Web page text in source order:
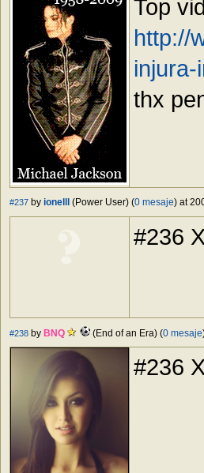
Top
http://
thx
#237 by ionelll (Power User) (0 mesaje) at
#236
#238 by BNQ (End of an Era) (0 mesaje
#236